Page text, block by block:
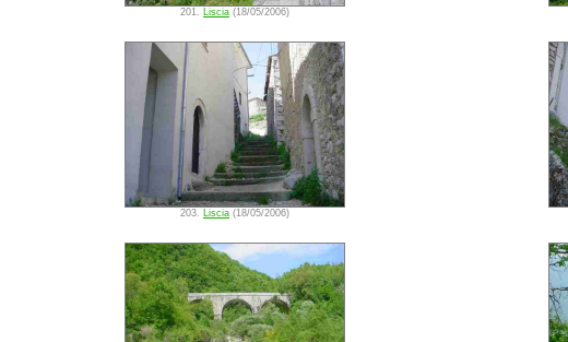
201. Liscia (18/05/2006)
203. Liscia (18/05/2006)